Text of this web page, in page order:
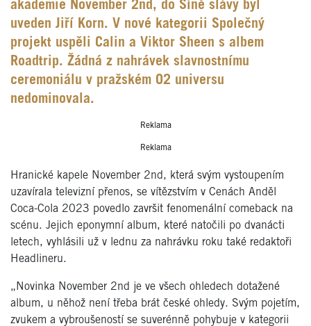
akademie November 2nd, do Síně slávy byl
uveden Jiří Korn. V nové kategorii Společný
projekt uspěli Calin a Viktor Sheen s albem
Roadtrip. Žádná z nahrávek slavnostnímu
ceremoniálu v pražském O2 universu
nedominovala.
Reklama
Reklama
Hranické kapele November 2nd, která svým vystoupením
uzavírala televizní přenos, se vítězstvím v Cenách Anděl
Coca-Cola 2023 povedlo završit fenomenální comeback na
scénu. Jejich eponymní album, které natočili po dvanácti
letech, vyhlásili už v lednu za nahrávku roku také redaktoři
Headlineru.
„Novinka November 2nd je ve všech ohledech dotažené
album, u něhož není třeba brát české ohledy. Svým pojetím,
zvukem a vybroušeností se suverénně pohybuje v kategorii